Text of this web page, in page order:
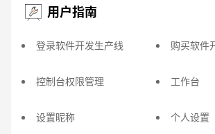
用户指南
登录软件开发生产线 购买软件
控制台权限管理 工作台
设置昵称 个人设置